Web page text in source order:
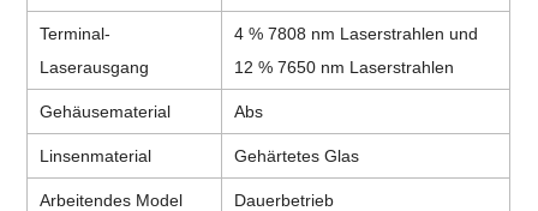
Terminal-
Laserausgang
4 % 7808 nm Laserstrahlen und
12 % 7650 nm Laserstrahlen
Gehäusematerial Abs
Linsenmaterial Gehärtetes Glas
Arbeitendes Model Dauerbetrieb